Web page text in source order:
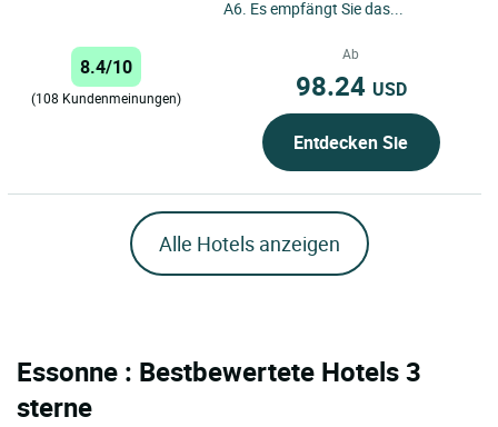
A6. Es empfängt Sie das...
8.4/10
(108 Kundenmeinungen)
Ab
98.24 USD
Entdecken Sie
Alle Hotels anzeigen
Essonne : Bestbewertete Hotels 3
sterne